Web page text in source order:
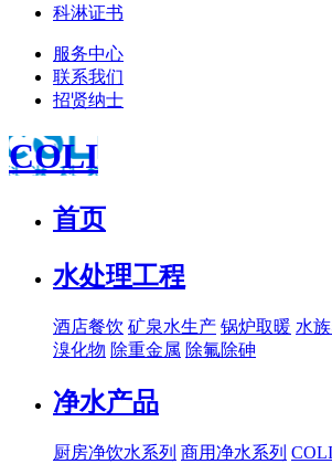
科淋证书
服务中心
联系我们
招贤纳士
COLI
首页
水处理工程
酒店餐饮 矿泉水生产 锅炉取暖 水
溴化物 除重金属 除氟除砷
净水产品
厨房净饮水系列 商用净水系列